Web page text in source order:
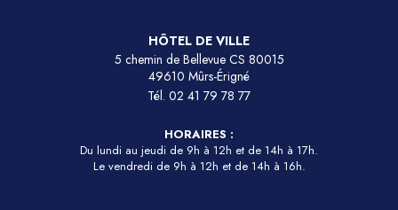
HÔTEL DE VILLE
5 chemin de Bellevue CS 80015
49610 Mûrs-Érigné
Tél. 02 41 79 78 77
HORAIRES :
Du lundi au jeudi de 9h à 12h et de 14h à 17h.
Le vendredi de 9h à 12h et de 14h à 16h.